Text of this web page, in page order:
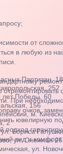
от
в любую из
отремонтировать
При
очков,
ювелирную
подход
вид и комфорт
Партизан, 18
252
лет Победы, 60
156
м.
2
Бориса
ул. Снежная 26
ул.